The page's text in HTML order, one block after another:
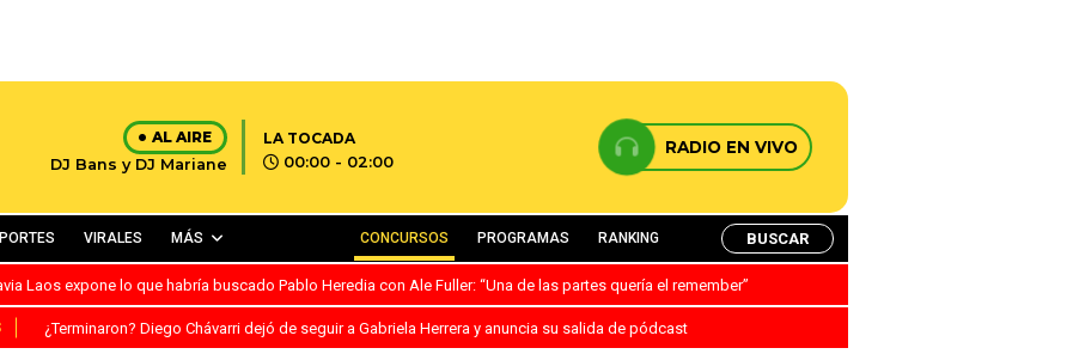
AL AIRE
DJ Bans y DJ Mariane
LA TOCADA
00:00 - 02:00
RADIO EN VIVO
VIRALES MÁS CONCURSOS PROGRAMAS RANKING BUSCAR
Laos expone lo que habría buscado Pablo Heredia con Ale Fuller: “Una de las partes quería el remember”
¿Terminaron? Diego Chávarri dejó de seguir a Gabriela Herrera y anuncia su salida de pódcast